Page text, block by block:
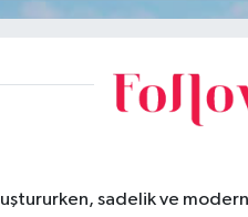
sadelik ve